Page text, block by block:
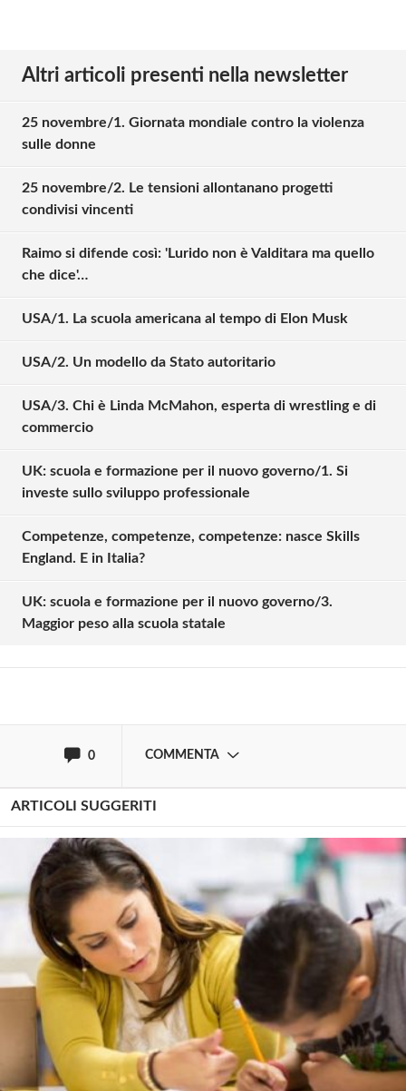
Altri articoli presenti nella newsletter
25 novembre/1. Giornata mondiale contro la violenza
sulle donne
25 novembre/2. Le tensioni allontanano progetti
condivisi vincenti
Raimo si difende così: 'Lurido non è Valditara ma quello
che dice'…
USA/1. La scuola americana al tempo di Elon Musk
USA/2. Un modello da Stato autoritario
USA/3. Chi è Linda McMahon, esperta di wrestling e di
commercio
UK: scuola e formazione per il nuovo governo/1. Si
investe sullo sviluppo professionale
Competenze, competenze, competenze: nasce Skills
England. E in Italia?
UK: scuola e formazione per il nuovo governo/3.
Maggior peso alla scuola statale
0 COMMENTA
Solo gli utenti registrati possono
Effettua il Login o
ARTICOLI SUGGERITI